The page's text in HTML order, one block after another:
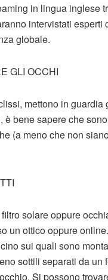
in lingua
intervistati
globale.
GLI OCCHI
mettono in
è bene sapere che
(a meno che non
solare oppure
un ottico oppure
sui quali sono
sottili separati da
Si possono